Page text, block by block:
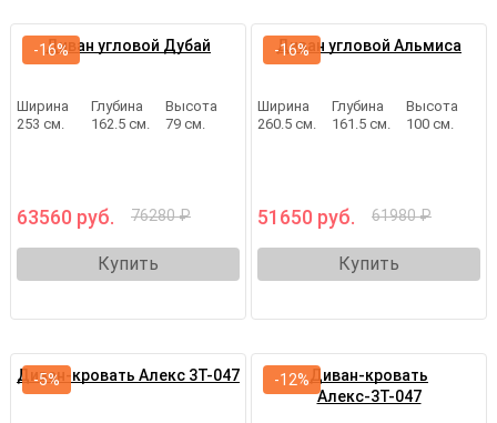
Диван угловой Дубай
Ширина
253 см.
Глубина
162.5 см.
Высота
79 см.
63560 руб. 76280 ₽
Купить
-16% Диван угловой Альмиса
Ширина
260.5 см.
Глубина
161.5 см.
Высота
100 см.
51650 руб. 61980 ₽
Купить
-16%
Диван-кровать Алекс 3Т-047
-5%
Диван-кровать
Алекс-3Т-047
-12%